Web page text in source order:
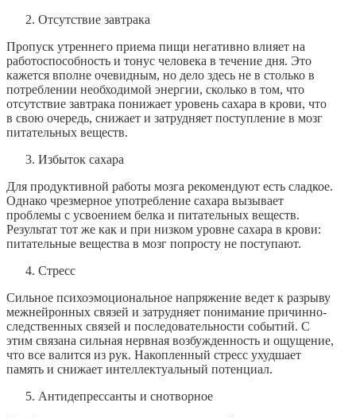
Отсутствие завтрака
Пропуск утреннего приема пищи негативно влияет на
работоспособность и тонус человека в течение дня. Это
кажется вполне очевидным, но дело здесь не в столько в
потреблении необходимой энергии, сколько в том, что
отсутствие завтрака понижает уровень сахара в крови, что
в свою очередь, снижает и затрудняет поступление в мозг
питательных веществ.
Избыток сахара
Для продуктивной работы мозга рекомендуют есть сладкое.
Однако чрезмерное употребление сахара вызывает
проблемы с усвоением белка и питательных веществ.
Результат тот же как и при низком уровне сахара в крови:
питательные вещества в мозг попросту не поступают.
Стресс
Сильное психоэмоциональное напряжение ведет к разрыву
межнейронных связей и затрудняет понимание причинно-
следственных связей и последовательности событий. С
этим связана сильная нервная возбужденность и ощущение,
что все валится из рук. Накопленный стресс ухудшает
память и снижает интеллектуальный потенциал.
Антидепрессанты и снотворное